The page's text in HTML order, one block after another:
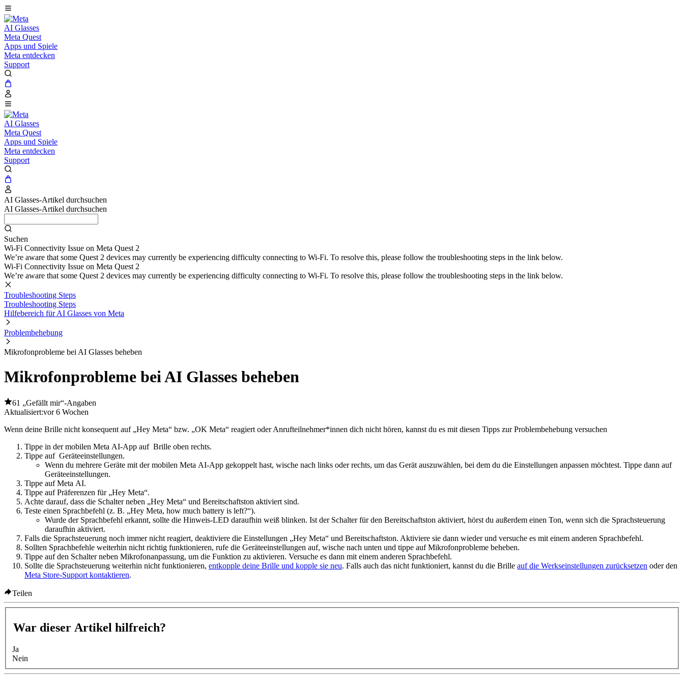
AI Glasses
Meta Quest
Apps und Spiele
Meta entdecken
Support
AI Glasses
Meta Quest
Apps und Spiele
Meta entdecken
Support
AI Glasses-Artikel durchsuchen
AI Glasses-Artikel durchsuchen
Suchen
Wi-Fi Connectivity Issue on Meta Quest 2
We’re aware that some Quest 2 devices may currently be experiencing difficulty connecting to Wi-Fi. To resolve this, please follow the troubleshooting steps in the link below.
Wi-Fi Connectivity Issue on Meta Quest 2
We’re aware that some Quest 2 devices may currently be experiencing difficulty connecting to Wi-Fi. To resolve this, please follow the troubleshooting steps in the link below.
Troubleshooting Steps
Troubleshooting Steps
Hilfebereich für AI Glasses von Meta
Problembehebung
Mikrofonprobleme bei AI Glasses beheben
Mikrofonprobleme bei AI Glasses beheben
61 „Gefällt mir“-Angaben
Aktualisiert:vor 6 Wochen
Wenn deine Brille nicht konsequent auf „Hey Meta“ bzw. „OK Meta“ reagiert oder Anrufteilnehmer*innen dich nicht hören, kannst du es mit diesen Tipps zur Problembehebung versuchen
Tippe in der mobilen Meta AI-App auf Brille oben rechts.
Tippe auf Geräteeinstellungen.
Wenn du mehrere Geräte mit der mobilen Meta AI-App gekoppelt hast, wische nach links oder rechts, um das Gerät auszuwählen, bei dem du die Einstellungen anpassen möchtest. Tippe dann auf
Geräteeinstellungen.
Tippe aufMeta AI.
Tippe aufPräferenzen für „Hey Meta“.
Achte darauf, dass die Schalter neben „Hey Meta“ und Bereitschaftston aktiviert sind.
Teste einen Sprachbefehl (z. B. „Hey Meta, how much battery is left?“).
Wurde der Sprachbefehl erkannt, sollte die Hinweis-LED daraufhin weiß blinken. Ist der Schalter für den Bereitschaftston aktiviert, hörst du außerdem einen Ton, wenn sich die Sprachsteuerung
daraufhin aktiviert.
Falls die Sprachsteuerung noch immer nicht reagiert, deaktiviere die Einstellungen „Hey Meta“ und Bereitschaftston. Aktiviere sie dann wieder und versuche es mit einem anderen Sprachbefehl.
Sollten Sprachbefehle weiterhin nicht richtig funktionieren, rufe die Geräteeinstellungen auf, wische nach unten und tippe aufMikrofonprobleme beheben.
Tippe auf den Schalter neben Mikrofonanpassung, um die Funktion zu aktivieren. Versuche es dann mit einem anderen Sprachbefehl.
Sollte die Sprachsteuerung weiterhin nicht funktionieren, entkopple deine Brille und kopple sie neu. Falls auch das nicht funktioniert, kannst du die Brille auf die Werkseinstellungen zurücksetzen oder den
Meta Store-Support kontaktieren.
Teilen
War dieser Artikel hilfreich?
Ja
Nein